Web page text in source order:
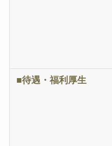
■待遇・福利厚生